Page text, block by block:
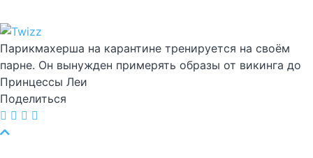
Парикмахерша на карантине тренируется на своём
парне. Он вынужден примерять образы от викинга до
Принцессы Леи
Поделиться